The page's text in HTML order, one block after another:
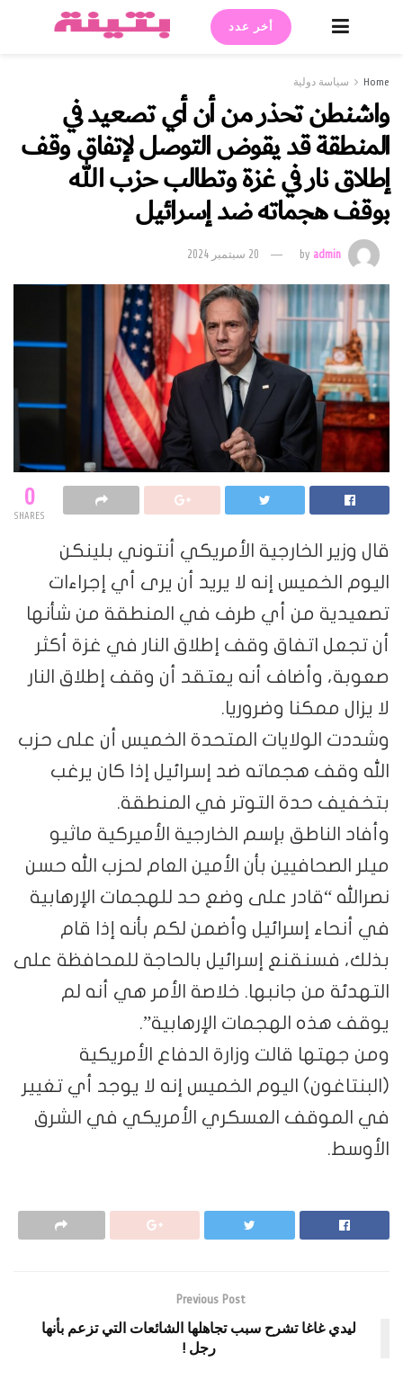
أخر عدد
Home سياسة دولية
واشنطن تحذر من أن أي تصعيد في
المنطقة قد يقوض التوصل لإتفاق وقف
إطلاق نار في غزة وتطالب حزب الله
بوقف هجماته ضد إسرائيل
byadmin 20 سبتمبر 2024
0
SHARES
قال وزير الخارجية الأمريكي أنتوني بلينكن
اليوم الخميس إنه لا يريد أن يرى أي إجراءات
تصعيدية من أي طرف في المنطقة من شأنها
أن تجعل اتفاق وقف إطلاق النار في غزة أكثر
صعوبة، وأضاف أنه يعتقد أن وقف إطلاق النار
لا يزال ممكنا وضروريا.
وشددت الولايات المتحدة الخميس أن على حزب
الله وقف هجماته ضد إسرائيل إذا كان يرغب
بتخفيف حدة التوتر في المنطقة.
وأفاد الناطق بإسم الخارجية الأميركية ماثيو
ميلر الصحافيين بأن الأمين العام لحزب الله حسن
نصرالله “قادر على وضع حد للهجمات الإرهابية
في أنحاء إسرائيل وأضمن لكم بأنه إذا قام
بذلك، فسنقنع إسرائيل بالحاجة للمحافظة على
التهدئة من جانبها. خلاصة الأمر هي أنه لم
يوقف هذه الهجمات الإرهابية”.
ومن جهتها قالت وزارة الدفاع الأمريكية
(البنتاغون) اليوم الخميس إنه لا يوجد أي تغيير
في الموقف العسكري الأمريكي في الشرق
الأوسط.
Previous Post
ليدي غاغا تشرح سبب تجاهلها الشائعات التي تزعم بأنها
رجل !